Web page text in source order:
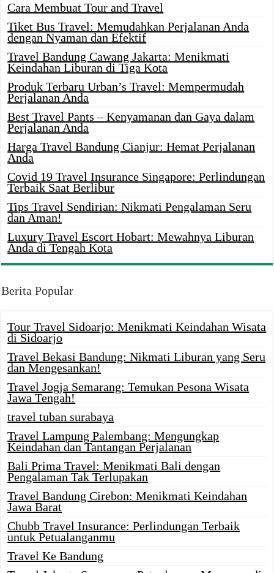
Cara Membuat Tour and Travel
Tiket Bus Travel: Memudahkan Perjalanan Anda
dengan Nyaman dan Efektif
Travel Bandung Cawang Jakarta: Menikmati
Keindahan Liburan di Tiga Kota
Produk Terbaru Urban’s Travel: Mempermudah
Perjalanan Anda
Best Travel Pants – Kenyamanan dan Gaya dalam
Perjalanan Anda
Harga Travel Bandung Cianjur: Hemat Perjalanan
Anda
Covid 19 Travel Insurance Singapore: Perlindungan
Terbaik Saat Berlibur
Tips Travel Sendirian: Nikmati Pengalaman Seru
dan Aman!
Luxury Travel Escort Hobart: Mewahnya Liburan
Anda di Tengah Kota
Berita Popular
Tour Travel Sidoarjo: Menikmati Keindahan Wisata
di Sidoarjo
Travel Bekasi Bandung: Nikmati Liburan yang Seru
dan Mengesankan!
Travel Jogja Semarang: Temukan Pesona Wisata
Jawa Tengah!
travel tuban surabaya
Travel Lampung Palembang: Mengungkap
Keindahan dan Tantangan Perjalanan
Bali Prima Travel: Menikmati Bali dengan
Pengalaman Tak Terlupakan
Travel Bandung Cirebon: Menikmati Keindahan
Jawa Barat
Chubb Travel Insurance: Perlindungan Terbaik
untuk Petualanganmu
Travel Ke Bandung